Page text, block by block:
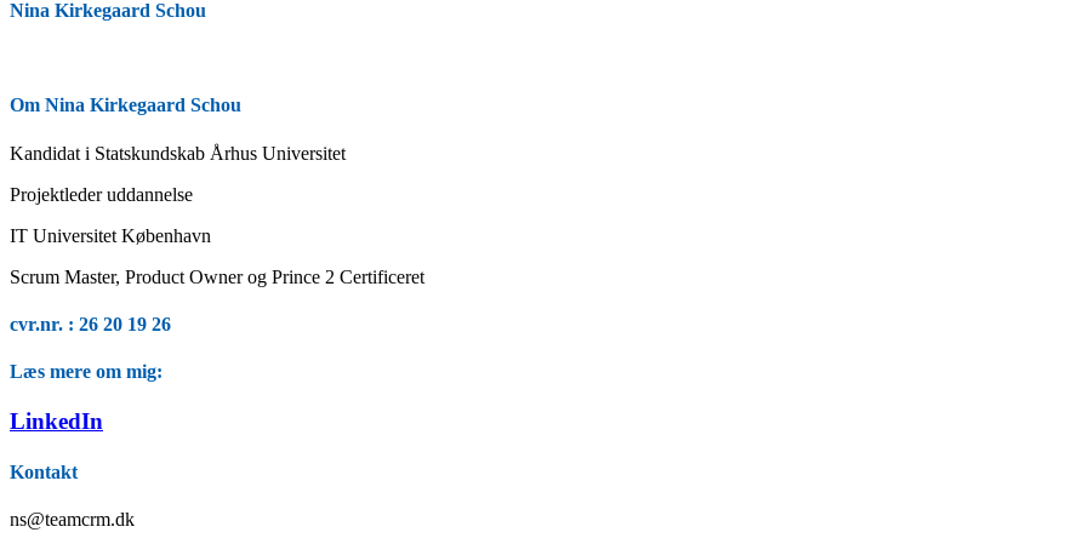
Nina Kirkegaard Schou
Om Nina Kirkegaard Schou
Kandidat i Statskundskab Århus Universitet
Projektleder uddannelse
IT Universitet København
Scrum Master, Product Owner og Prince 2 Certificeret
cvr.nr. : 26 20 19 26
Læs mere om mig:
LinkedIn
Kontakt
ns@teamcrm.dk